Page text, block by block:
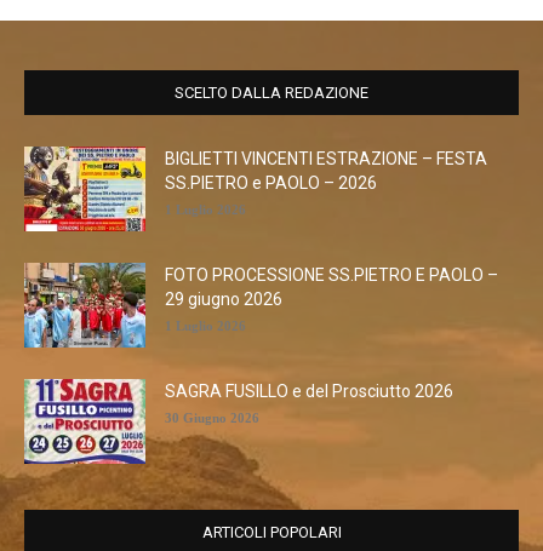
SCELTO DALLA REDAZIONE
BIGLIETTI VINCENTI ESTRAZIONE – FESTA
SS.PIETRO e PAOLO – 2026
1 Luglio 2026
FOTO PROCESSIONE SS.PIETRO E PAOLO –
29 giugno 2026
1 Luglio 2026
SAGRA FUSILLO e del Prosciutto 2026
30 Giugno 2026
ARTICOLI POPOLARI